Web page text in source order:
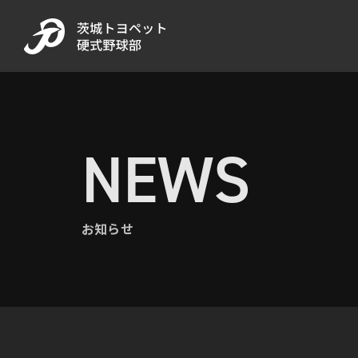
NEWS
お知らせ